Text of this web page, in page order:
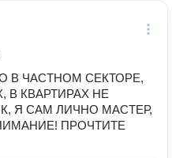
В ЧАСТНОМ СЕКТОРЕ,
В КВАРТИРАХ НЕ
Я САМ ЛИЧНО МАСТЕР,
ПРОЧТИТЕ